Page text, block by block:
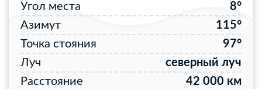
Угол места
8°
Азимут
115°
Точка стояния
97°
Луч
северный луч
Расстояние
42 000 км